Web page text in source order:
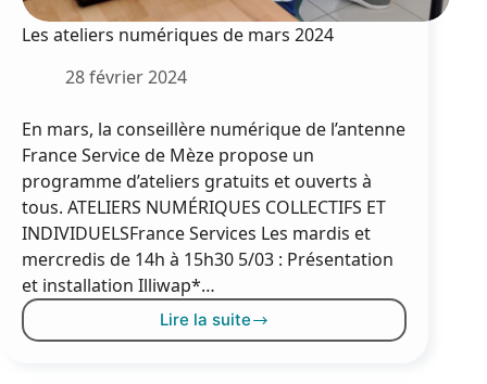
Les ateliers numériques de mars 2024
28 février 2024
En mars, la conseillère numérique de l’antenne
France Service de Mèze propose un
programme d’ateliers gratuits et ouverts à
tous. ATELIERS NUMÉRIQUES COLLECTIFS ET
INDIVIDUELSFrance Services Les mardis et
mercredis de 14h à 15h30 5/03 : Présentation
et installation Illiwap*…
Lire la suite
Les